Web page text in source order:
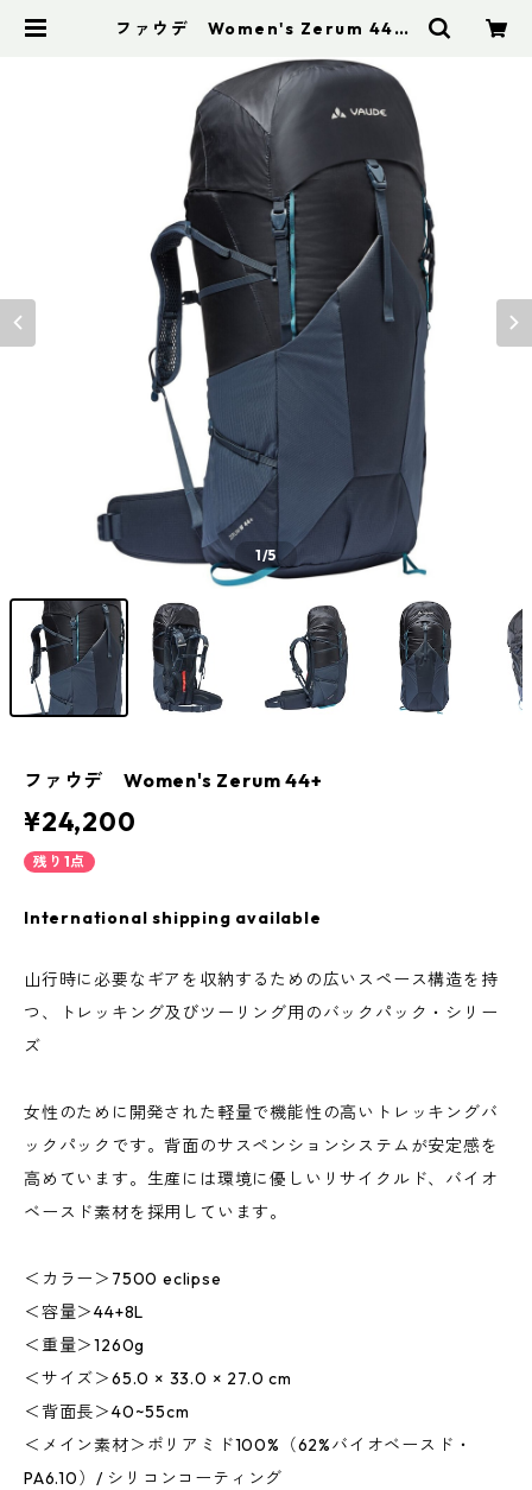
ファウデ Women's Zerum 44+ |
1/5
ファウデ Women's Zerum 44+
¥24,200
残り1点
International shipping available
山行時に必要なギアを収納するための広いスペース構造を持
つ、トレッキング及びツーリング用のバックパック・シリー
ズ
女性のために開発された軽量で機能性の高いトレッキングバ
ックパックです。背面のサスペンションシステムが安定感を
高めています。生産には環境に優しいリサイクルド、バイオ
ベースド素材を採用しています。
＜カラー＞7500 eclipse
＜容量＞44+8L
＜重量＞1260g
＜サイズ＞65.0 × 33.0 × 27.0 cm
＜背面長＞40~55cm
＜メイン素材＞ポリアミド100%（62%バイオベースド・
PA6.10）/ シリコンコーティング